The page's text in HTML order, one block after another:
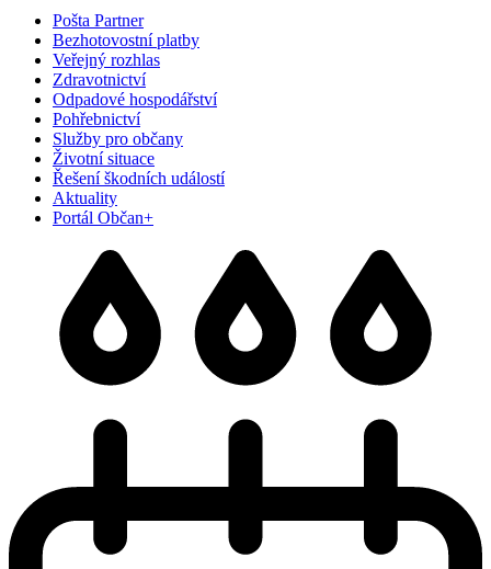
Pošta Partner
Bezhotovostní platby
Veřejný rozhlas
Zdravotnictví
Odpadové hospodářství
Pohřebnictví
Služby pro občany
Životní situace
Řešení škodních událostí
Aktuality
Portál Občan+